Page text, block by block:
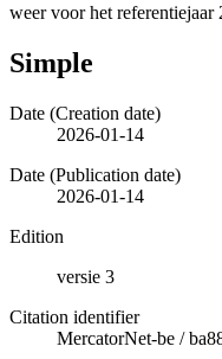
weer voor het referentiejaar
Simple
Date (Creation date)
2026-01-14
Date (Publication date)
2026-01-14
Edition
versie 3
Citation identifier
MercatorNet-be /